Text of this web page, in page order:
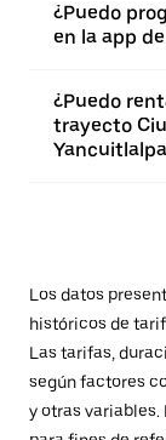
¿Puedo
en la app
¿Puedo
trayecto
Los datos
históricos de
Las tarifas,
según factores
y otras